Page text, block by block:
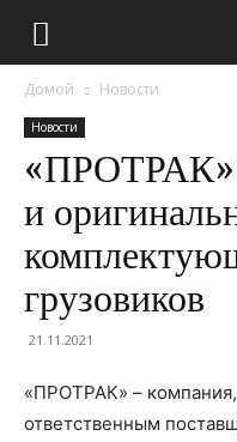
Домой Новости
Новости
«ПРОТРАК»:
и
грузовиков
21.11.2021
«ПРОТРАК» –
ответственным